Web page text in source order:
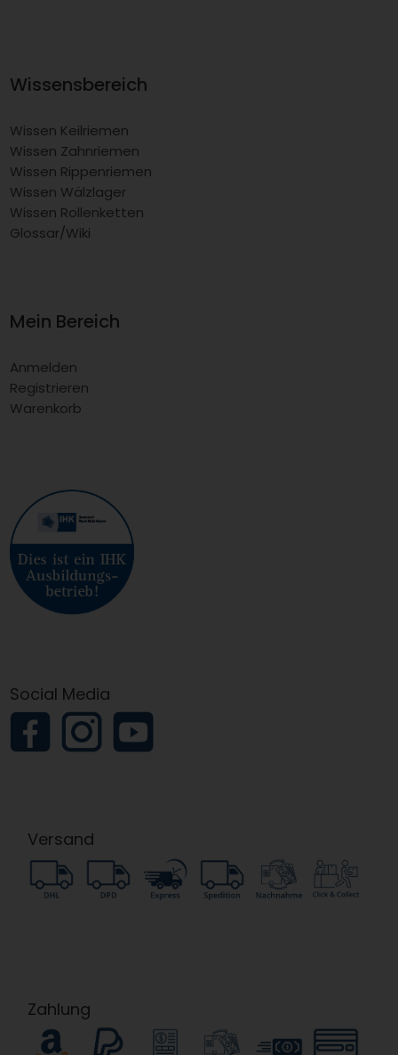
Wissensbereich
Wissen Keilriemen
Wissen Zahnriemen
Wissen Rippenriemen
Wissen Wälzlager
Wissen Rollenketten
Glossar/Wiki
Mein Bereich
Anmelden
Registrieren
Warenkorb
Social Media
Versand
Zahlung